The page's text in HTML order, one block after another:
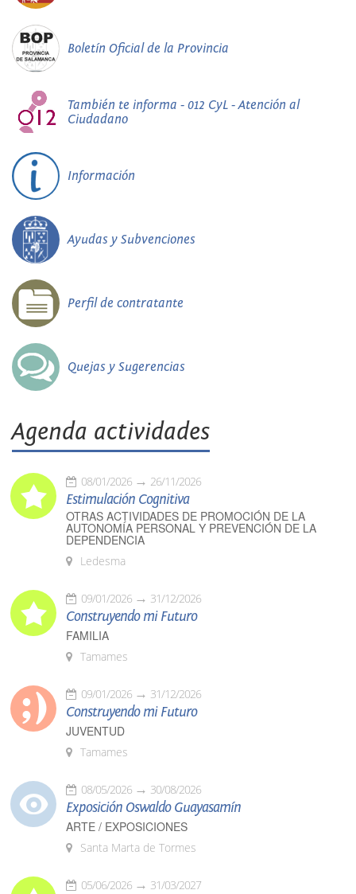
Boletín Oficial de la Provincia
También te informa - 012 CyL - Atención al
Ciudadano
Información
Ayudas y Subvenciones
Perfil de contratante
Quejas y Sugerencias
Agenda actividades
08/01/2026 26/11/2026
Estimulación Cognitiva
OTRAS ACTIVIDADES DE PROMOCIÓN DE LA
AUTONOMÍA PERSONAL Y PREVENCIÓN DE LA
DEPENDENCIA
Ledesma
09/01/2026 31/12/2026
Construyendo mi Futuro
FAMILIA
Tamames
09/01/2026 31/12/2026
Construyendo mi Futuro
JUVENTUD
Tamames
08/05/2026 30/08/2026
Exposición Oswaldo Guayasamín
ARTE / EXPOSICIONES
Santa Marta de Tormes
05/06/2026 31/03/2027